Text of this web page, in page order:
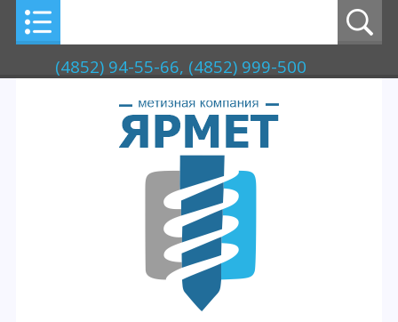
(4852) 94-55-66, (4852) 999-500